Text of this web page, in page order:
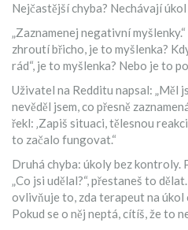
Nejčastější chyba? Nechávají
„Zaznamenej negativní
zhroutí břicho, je to myšlenka?
rád“, je to myšlenka? Nebo je to
Uživatel na Redditu napsal: „Měl
nevěděl jsem, co přesně
řekl: ‚Zapiš situaci, tělesnou
to začalo fungovat.“
Druhá chyba: úkoly bez kontroly.
„Co jsi udělal?“, přestaneš to
ovlivňuje to, zda terapeut na úkol
Pokud se o něj neptá, cítíš, že to